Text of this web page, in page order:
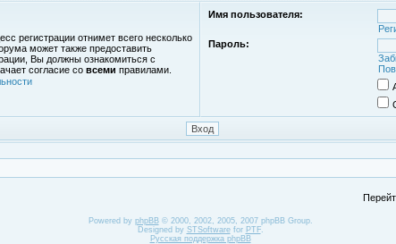
регистрации отнимет всего несколько
может также предоставить
Вы должны ознакомиться с
согласие со всеми правилами.
Имя пользователя:
Пароль:
Powered by phpBB© 2000, 2002, 2005, 2007 phpBB Group.
Designed by STSoftwarefor PTF.
Русская поддержка phpBB